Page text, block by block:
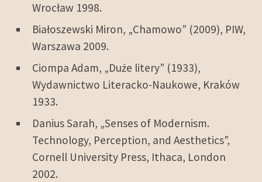
Wrocław 1998.
Białoszewski Miron, „Chamowo” (2009), PIW,
Warszawa 2009.
Ciompa Adam, „Duże litery” (1933),
Wydawnictwo Literacko-Naukowe, Kraków
1933.
Danius Sarah, „Senses of Modernism.
Technology, Perception, and Aesthetics”,
Cornell University Press, Ithaca, London
2002.